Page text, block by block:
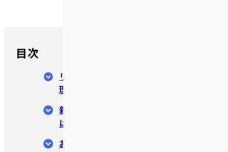
目次
リニューアル後のIDARE、好評の
理由
新機能「ボックス機能」の評価
は？
おわりに～今後のIDAREに期待す